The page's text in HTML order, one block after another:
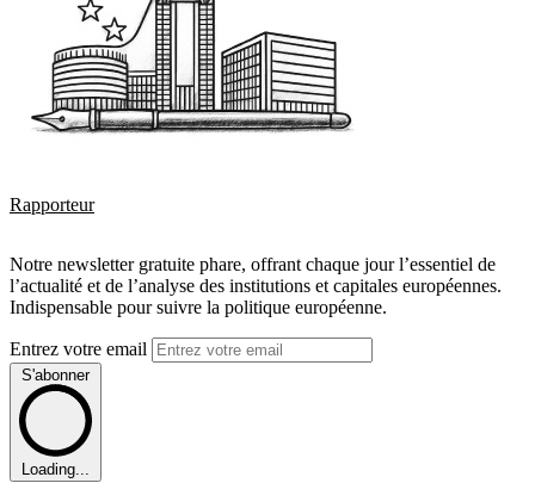
Rapporteur
Notre newsletter gratuite phare, offrant chaque jour l’essentiel de
l’actualité et de l’analyse des institutions et capitales européennes.
Indispensable pour suivre la politique européenne.
Entrez votre email
S'abonner
Loading...